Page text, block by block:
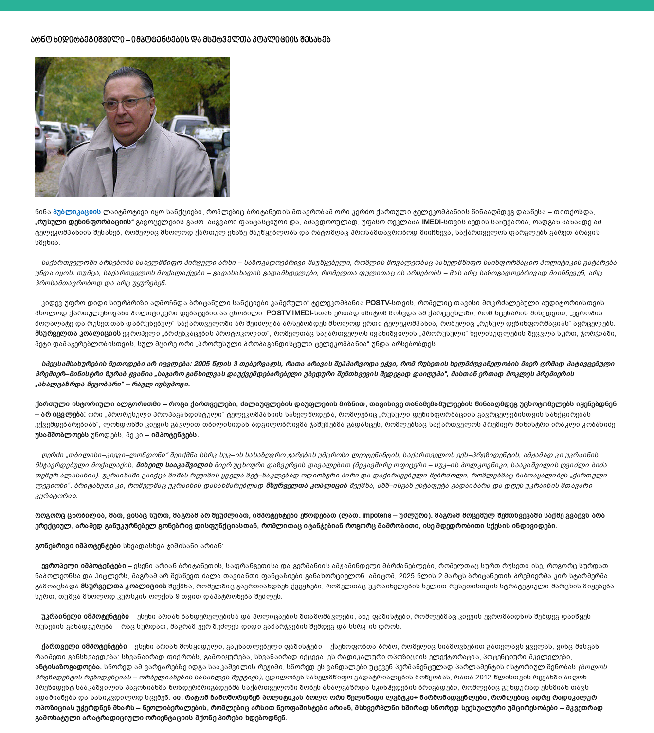
არნო ხიდირბეგიშვილი – იმპოტენტების და მსურველთა კოალიციის შესახებ
წინაპუბლიკაციის ლაიტმოტივი იყო სანქციები, რომლებიც ბრიტანეთის მთავრობამ ორი კერძო ქართული ტელეკომპანიის წინააღმდეგ დააწესა – თითქოსდა,
„რუსული დეზინფორმაციის“გავრცელების გამო. ამგვარი ფანტასტიური და, ამავდროულად, უფასო რეკლამა IMEDI-სთვის ბედის საჩუქარია, რადგან მანამდე ამ
ტელეკომპანიის შესახებ, რომელიც მხოლოდ ქართულ ენაზე მაუწყებლობს და რატომღაც პროსამთავრობოდ მიიჩნევა, საქართველოს ფარგლებს გარეთ არავის
სმენია.
საქართველოში არსებობს სახელმწიფო პირველი არხი – საზოგადოებრივი მაუწყებელი, რომლის მოვალეობაც სახელმწიფო საინფორმაციო პოლიტიკის გატარება
უნდა იყოს. თუმცა, საქართველოს მოქალაქეები –გადასახადის გადამხდელები, რომელთა ფულითაც ის არსებობს– მას არც საზოგადოებრივად მიიჩნევენ, არც
პროსამთავრობოდ და არც უყურებენ.
კიდევ უფრო დიდი სიურპრიზი აღმოჩნდა ბრიტანული სანქციები კამერული“ ტელეკომპანია POSTV-სთვის, რომელიც თავისი მოკრძალებული აუდიტორიისთვის
მხოლოდ ქართულენოვანი პოლიტიკური დებატებითაა ცნობილი. POSTV IMEDI-სთან ერთად იმიტომ მოხვდა ამ ქარცეცხლში, რომ სცენარის მიხედვით, „ევროპის
მოღალატე და რუსეთთან დაბრუნებულ“ საქართველოში არ შეიძლება არსებობდეს მხოლოდ ერთი ტელეკომპანია, რომელიც „რუსულ დეზინფორმაციას“ ავრცელებს.
მსურველთა კოალიციისევროპელი „ბრძენკაცების პროტოკოლით“, რომელთაც საქართველოს ივანიშვილის „პრორუსული“ ხელისუფლების შეცვლა სურთ, ჯორჯიაში,
მეტი დამაჯერებლობისთვის, სულ მცირე ორი „პრორუსული პროპაგანდისტული ტელეკომპანია“ უნდა არსებობდეს.
სპეცსამსახურების მეთოდები არ იცვლება: 2005 წლის3თებერვალს, რათა არავის შეჰპარვოდა ეჭვი, რომ რუსეთის ხელმძღვანელობის მიერ ღრმად პატივცემული
პრემიერ–მინისტრი ზურაბ ჟვანია„საჯარო განხილვას დაუქვემდებარებელი უბედური შემთხვევის შედეგად დაიღუპა“, მასთან ერთად მოკლეს პრემიერის
„ახალგაზრდა მეგობარი“ –რაულ იუსუპოვი.
ქართული ისტორიული ალგორითმი – როცა ქართველები, ძალაუფლების დაუფლების მიზნით, თავისივე თანამემამულეების წინააღმდეგ უცხოტომელებს იყენებდნენ
– არ იცვლება: ორი „პრორუსული პროპაგანდისტული“ ტელეკომპანიის სახელწოდება, რომლებიც „რუსული დეზინფორმაციის გავრცელებისთვის სანქცირებას
ექვემდებარებიან“, ლონდონში კიევის გავლით თბილისიდან ადგილობრივმა ჯაშუშებმა გადასცეს, რომლებსაც საქართველოს პრემიერ-მინისტრი ირაკლი კობახიძე
უსამშობლოებს უწოდებს, მე კი –იმპოტენტებს.
ღერძი „თბილისი–კიევი–ლონდონი“შეიქმნა სსრკ სუკ–ის სასაზღვრო ჯარების უმცროსი ლეიტენანტის, საქართველოს ექს–პრეზიდენტის, ამჟამად კი უკრაინის
მსჯავრდებული მოქალაქის, მიხეილ სააკაშვილის მიერ უცხოური დაზვერვის დავალებით(მეკავშირე ოფიცერი– სუკ–ის პოლკოვნიკი, სააკაშვილის ღვიძლი ბიძა
თემურ ალასანია). უკრაინაში გაიქცა მიშას რეჟიმის ყველა მეტ–ნაკლებად ოდიოზური პირი და დაქირავებული მებრძოლი, რომლებმაც ჩამოაყალიბეს„ქართული
ლეგიონი“. ბრიტანეთი კი, რომელმაც უკრაინის დასახმარებლად მსურველთა კოალიცია შექმნა, აშშ–ისგან ესტაფეტა გადაიბარა და დღეს უკრაინის მთავარი
კურატორია.
როგორც ცნობილია, მათ, ვისაც სურთ,მაგრამ არ შეუძლიათ,იმპოტენტები ეწოდებათ (ლათ. impotens –უძლური).მაგრამ მოცემულ შემთხვევაში საქმე გვაქვს არა
ერექციულ,არამედ განუკურნებელ გონებრივ დისფუნქციასთან, რომლითაც იტანჯებიან როგორც მამრობითი, ისე მდედრობითი სქესის ინდივიდები.
გონებრივი იმპოტენტები სხვადასხვა ჯიშისანი არიან:
ევროპელი იმპოტენტები– ესენი არიან ბრიტანეთის, საფრანგეთისა და გერმანიის ამჟამინდელი მბრძანებლები, რომელთაც სურთ რუსეთი ისე, როგორც სურდათ
ნაპოლეონსა და ჰიტლერს, მაგრამ არ შესწევთ ძალა თავიანთი ფანტაზიები განახორციელონ. ამიტომ, 2025 წლის 2 მარტს ბრიტანეთის პრემიერმა კირ სტარმერმა
გამოაცხადამსურველთა კოალიციის შექმნა, რომელშიც გაერთიანდნენ ქვეყნები, რომელთაც უკრაინელების ხელით რუსეთისთვის სტრატეგიული მარცხის მიყენება
სურთ, თუმცა მხოლოდ კურსკის ოლქის 9 თვით დაპატრონება შეძლეს.
უკრაინელი იმპოტენტები – ესენი არიან ბანდერელებისა და პოლიცაების შთამომავლები, ანუ ფაშისტები, რომლებმაც კიევის ევრომაიდნის შემდეგ დაიწყეს
რუსების განადგურება – რაც სურდათ, მაგრამ ვერ შეძლეს დიდი გამარჯვების შემდეგ და სსრკ-ის დროს.
ქართველი იმპოტენტები– ესენი არიან მოსყიდული, გაუნათლებელი ფაშისტები – ქსენოფობთა ბრბო, რომელიც სიამოვნებით გათელავს ყველას, ვინც მისგან
რაიმეთი განსხვავდება: სხვანაირად ფიქრობს, გამოიყურება, სხვანაირად იქცევა. ეს რადიკალური ოპოზიციის ელექტორატია, პოტენციური მკვლელები,
ანტისაზოგადოება. სწორედ ამ ვარვარებზე იდგა სააკაშვილის რეჟიმი, სწორედ ეს ვანდალები უტევენ პერმანენტულად პარლამენტის ისტორიულ შენობას (ბოლოს
პრეზიდენტის რეზიდენციას– ორბელიანების სასახლეს შეუტიეს), ცდილობენ სახელმწიფო გადატრიალების მოწყობას, რათა 2012 წლისთვის რევანში აიღონ.
პრეზიდენტ სააკაშვილის პაგონიანმა ზონდერბრიგადებმა საქართველოში შობეს ახალგაზრდა სკინჰედების ბრიგადები, რომლებიც გუნდურად ესხმიან თავს
ადამიანებს და სასიკვდილოდ სცემენ.აი, რატომ ჩამოშორდნენ პოლიტიკას ბოლო ორი წელიწადი ლგბტკი+ წარმომადგენლები, რომლებიც ადრე რადიკალურ
ოპოზიციას უჭერდნენ მხარს – ნეოლიბერალების,რომლებიც არსით ნეოფაშისტები არიან,მსხვერპლნი ხშირად სწორედ სექსუალური უმცირესობები –მკვეთრად
გამოხატული არატრადიციული ორიენტაციის მქონე პირები ხდებოდნენ.